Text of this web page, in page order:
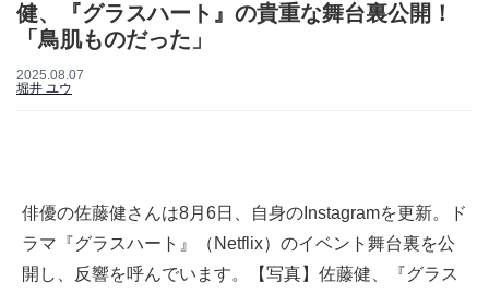
健、『グラスハート』の貴重な舞台裏公開！
「鳥肌ものだった」
2025.08.07
堀井 ユウ
俳優の佐藤健さんは8月6日、自身のInstagramを更新。ド
ラマ『グラスハート』（Netflix）のイベント舞台裏を公
開し、反響を呼んでいます。【写真】佐藤健、『グラス